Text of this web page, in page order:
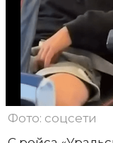
Фото: соцсети